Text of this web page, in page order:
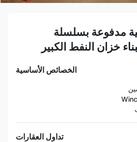
مدفوعة بسلسلة
خزان النفط الكبير
الخصائص الأساسية
تداول العقارات